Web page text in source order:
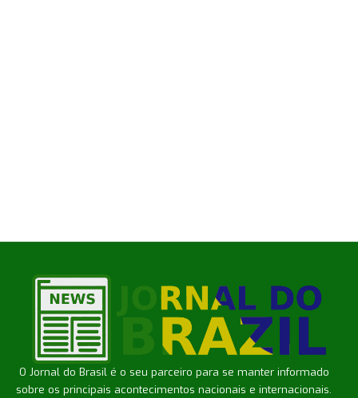
O Jornal do Brasil é o seu parceiro para se manter informado
sobre os principais acontecimentos nacionais e internacionais.